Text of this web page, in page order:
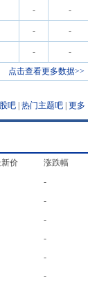
- -
- -
-
-
点击查看更多数据>>
吧 热门主题吧 更多
价
涨跌幅
-
-
-
-
-
-